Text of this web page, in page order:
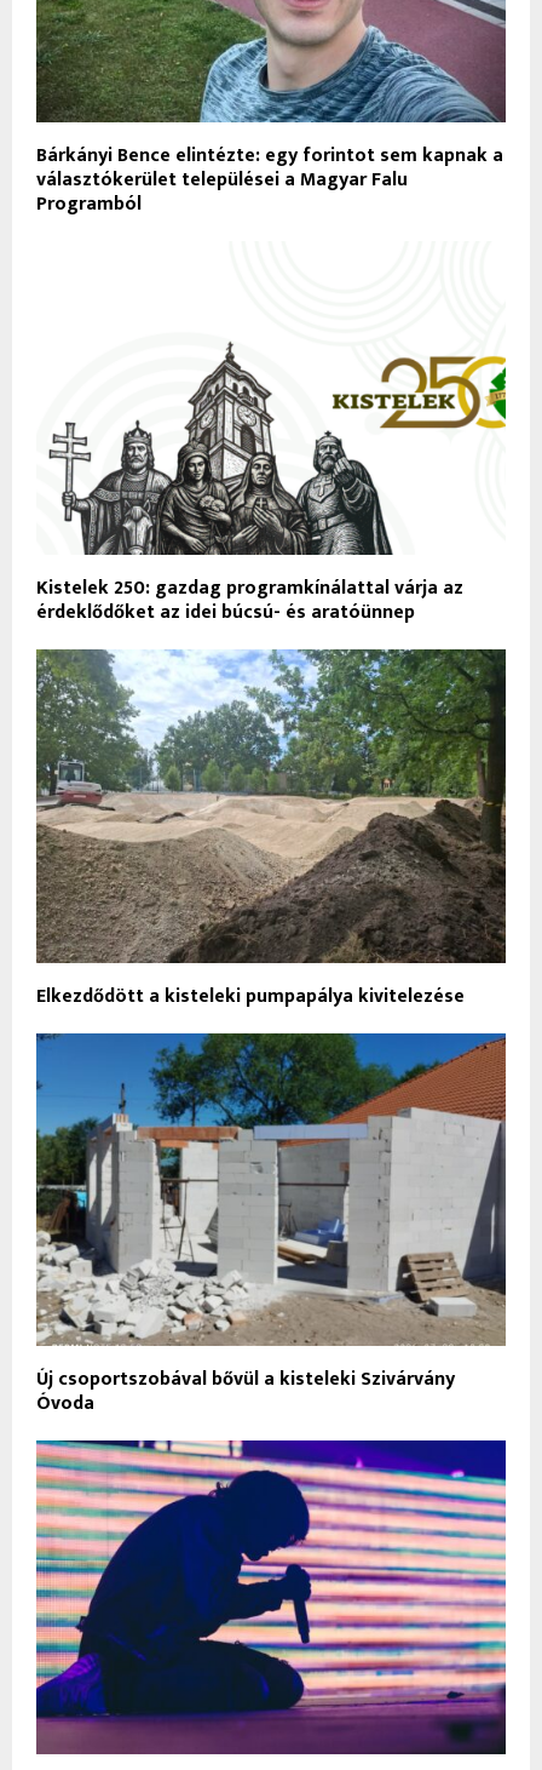
Bárkányi Bence elintézte: egy forintot sem kapnak a
választókerület települései a Magyar Falu
Programból
Kistelek 250: gazdag programkínálattal várja az
érdeklődőket az idei búcsú- és aratóünnep
Elkezdődött a kisteleki pumpapálya kivitelezése
Új csoportszobával bővül a kisteleki Szivárvány
Óvoda